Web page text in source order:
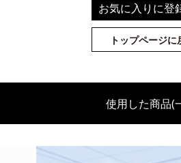
お気に入りに登
トップページに
使用した商品(